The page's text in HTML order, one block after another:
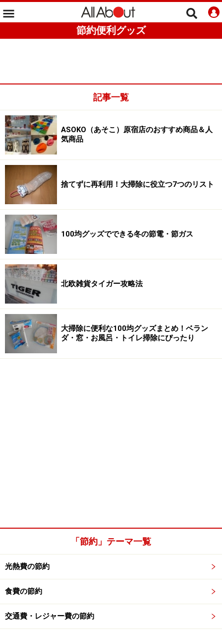
節約便利グッズ
記事一覧
ASOKO（あそこ）原宿店のおすすめ商品＆人
気商品
捨てずに再利用！大掃除に役立つ7つのリスト
100均グッズでできる冬の節電・節ガス
北欧雑貨タイガー攻略法
大掃除に便利な100均グッズまとめ！ベラン
ダ・窓・お風呂・トイレ掃除にぴったり
「節約」テーマ一覧
光熱費の節約
食費の節約
交通費・レジャー費の節約